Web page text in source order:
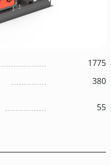
1775
380
55